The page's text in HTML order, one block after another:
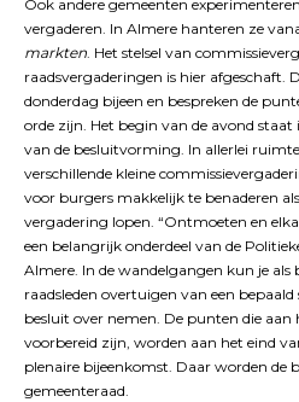
Ook andere gemeenten
vergaderen. In Almere hanteren ze
markten. Het stelsel van
raadsvergaderingen is hier afgeschaft.
donderdag bijeen en bespreken de
orde zijn. Het begin van de avond
van de besluitvorming. In allerlei
verschillende kleine
voor burgers makkelijk te benaderen
vergadering lopen. “Ontmoeten en
een belangrijk onderdeel van de
Almere. In de wandelgangen kun je als
raadsleden overtuigen van een
besluit over nemen. De punten die aan
voorbereid zijn, worden aan het eind
plenaire bijeenkomst. Daar worden de
gemeenteraad.